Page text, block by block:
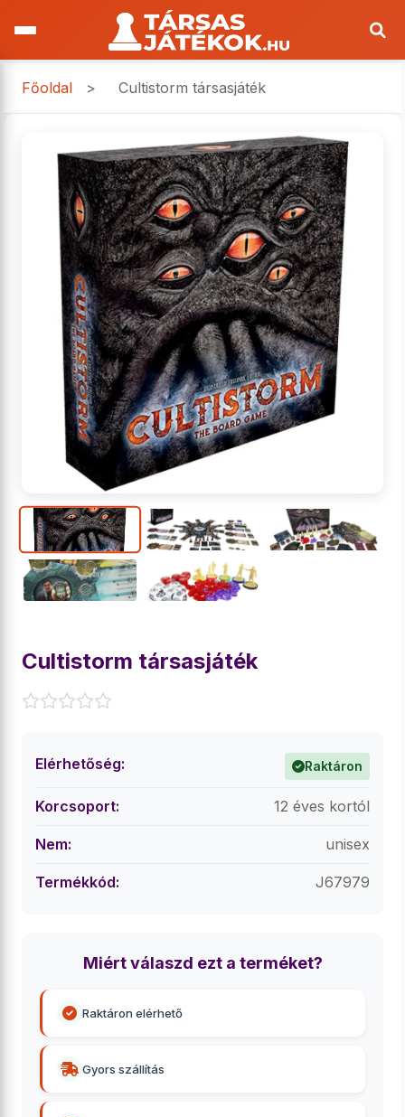
Főoldal > Cultistorm társasjáték
Cultistorm társasjáték
Elérhetőség: Raktáron
Korcsoport: 12 éves kortól
Nem: unisex
Termékkód: J67979
Miért válaszd ezt a terméket?
Raktáron elérhető
Gyors szállítás